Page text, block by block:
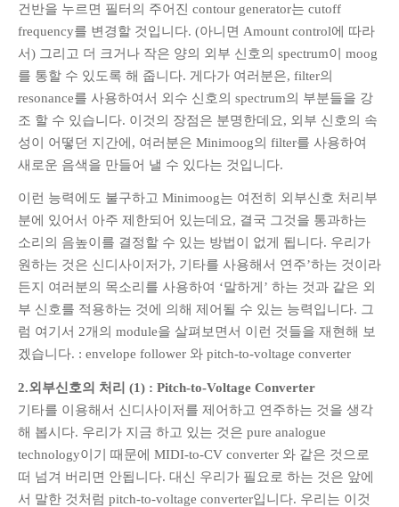
WordPress.org
건반을 누르면 필터의 주어진 contour generator는 cutoff
frequency를 변경할 것입니다. (아니면 Amount control에 따라
서) 그리고 더 크거나 작은 양의 외부 신호의 spectrum이 moog
를 통할 수 있도록 해 줍니다. 게다가 여러분은, filter의
resonance를 사용하여서 외수 신호의 spectrum의 부분들을 강
조 할 수 있습니다. 이것의 장점은 분명한데요, 외부 신호의 속
성이 어떻던 지간에, 여러분은 Minimoog의 filter를 사용하여
새로운 음색을 만들어 낼 수 있다는 것입니다.
이런 능력에도 불구하고 Minimoog는 여전히 외부신호 처리부
분에 있어서 아주 제한되어 있는데요, 결국 그것을 통과하는
소리의 음높이를 결정할 수 있는 방법이 없게 됩니다. 우리가
원하는 것은 신디사이저가, 기타를 사용해서 연주’하는 것이라
든지 여러분의 목소리를 사용하여 ‘말하게’ 하는 것과 같은 외
부 신호를 적용하는 것에 의해 제어될 수 있는 능력입니다. 그
럼 여기서 2개의 module을 살펴보면서 이런 것들을 재현해 보
겠습니다. : envelope follower 와 pitch-to-voltage converter
2.외부신호의 처리 (1) : Pitch-to-Voltage Converter
기타를 이용해서 신디사이저를 제어하고 연주하는 것을 생각
해 봅시다. 우리가 지금 하고 있는 것은 pure analogue
technology이기 때문에 MIDI-to-CV converter 와 같은 것으로
떠 넘겨 버리면 안됩니다. 대신 우리가 필요로 하는 것은 앞에
서 말한 것처럼 pitch-to-voltage converter입니다. 우리는 이것